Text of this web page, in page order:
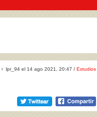
♀ lpr_94 el 14 ago 2021, 20:47 / Estudios